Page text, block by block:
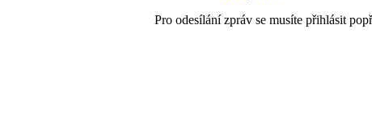
Pro odesílání zpráv se musíte přihlásit